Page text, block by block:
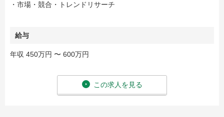
・市場・競合・トレンドリサーチ
給与
年収 450万円 〜 600万円
この求人を見る